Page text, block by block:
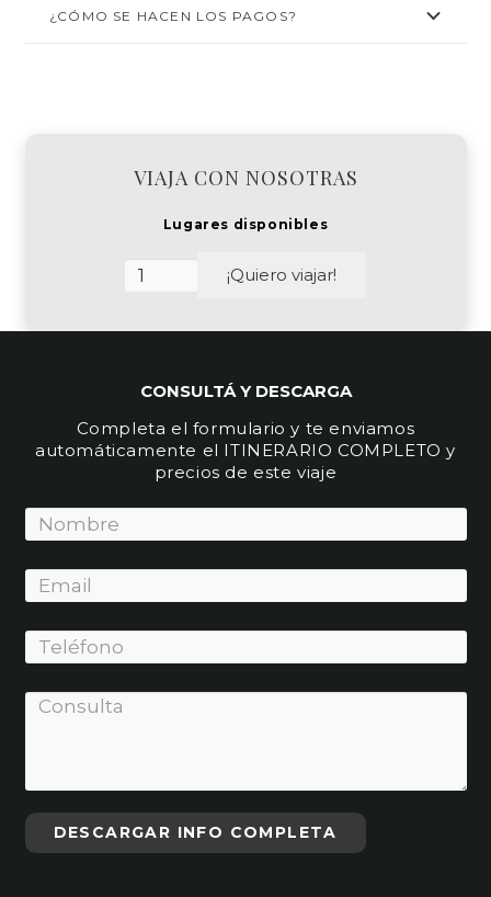
¿CÓMO SE HACEN LOS PAGOS?
VIAJA CON NOSOTRAS
Lugares disponibles
Islandia
¡Quiero viajar!
CONSULTÁ Y DESCARGA
Completa el formulario y te enviamos
automáticamente el ITINERARIO COMPLETO y
precios de este viaje